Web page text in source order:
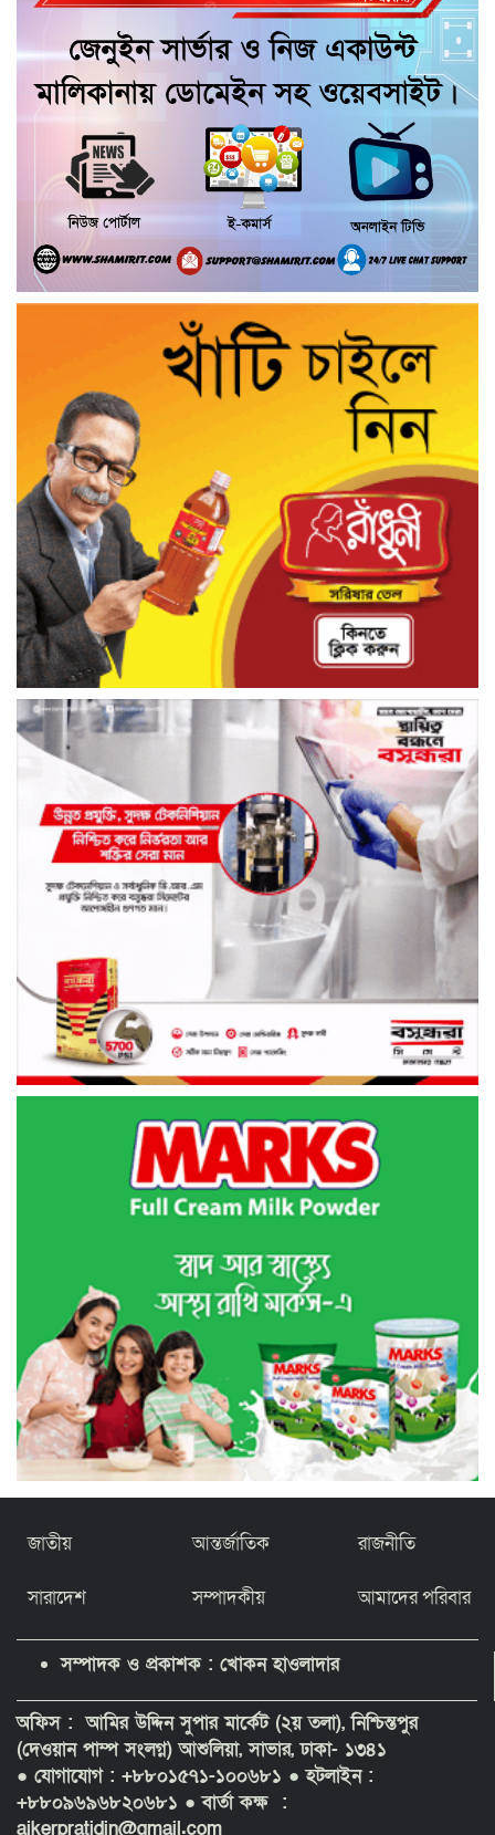
কয়রায় জুলাই ছাত্র গণঅভ্যুত্থানের ২য় বার্ষিকী
উপলক্ষে জামায়াতের দোয়া ও গণমিছিল
জুলাই গণ-অভ্যুত্থান দিবসের অনুষ্ঠানে
গণঅধিকার পরিষদের নেতাকে হেনস্থার
অভিযোগ
গৌরনদীতে নিরাপদ অভিবাসন ও দক্ষতা
উন্নয়ন শীর্ষক সেমিনার অনুষ্ঠিত,
আশুলিয়ার বাইপাইল পাইকারি কাঁচা বাজারে
চেয়ারম্যান প্রার্থী ইসরাফিল হোসেনের নির্বাচনী
আশুলিয়ার কাঠগড়া নয়াপাড়ায় কথিত মাদক
ব্যবসার অভিযোগ, পুলিশের হস্তক্ষেপ কামনা
এলাকাবাসীর
জাতীয় আন্তর্জাতিক রাজনীতি
সারাদেশ সম্পাদকীয় আমাদের পরিবার
সম্পাদক ও প্রকাশক : খোকন হাওলাদার
অফিস : আমির উদ্দিন সুপার মার্কেট (২য় তলা), নিশ্চিন্তপুর
(দেওয়ান পাম্প সংলগ্ন) আশুলিয়া, সাভার, ঢাকা- ১৩৪১
● যোগাযোগ : +৮৮০১৫৭১-১০০৬৮১ ● হটলাইন :
+৮৮০৯৬৯৬৮২০৬৮১ ● বার্তা কক্ষ :
ajkerpratidin@gmail.com